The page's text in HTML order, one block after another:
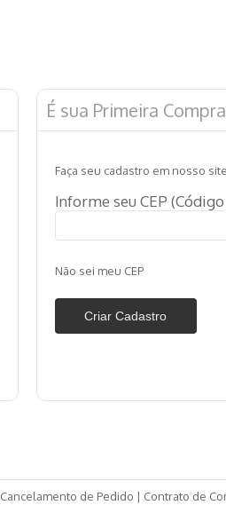
É sua Primeira
Faça seu cadastro em nosso
Informe seu CEP
Não sei meu CEP
Cancelamento de Pedido | Contrato de